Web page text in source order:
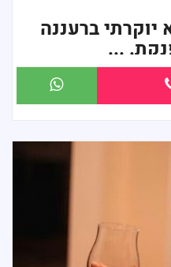
יוקרתי ברעננה
...